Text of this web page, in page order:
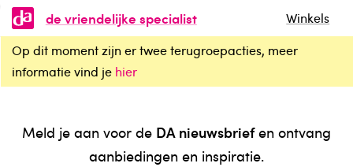
de vriendelijke specialist
Winkels
Op dit moment zijn er twee terugroepacties, meer
informatie vind je hier
Meld je aan voor de DA nieuwsbriefen ontvang
aanbiedingen en inspiratie.